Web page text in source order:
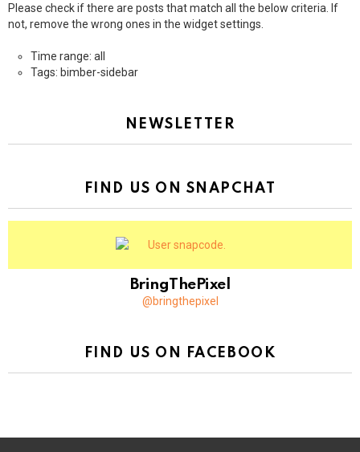
Please check if there are posts that match all the below criteria. If
not, remove the wrong ones in the widget settings.
Time range: all
Tags: bimber-sidebar
NEWSLETTER
FIND US ON SNAPCHAT
BringThePixel
@bringthepixel
FIND US ON FACEBOOK